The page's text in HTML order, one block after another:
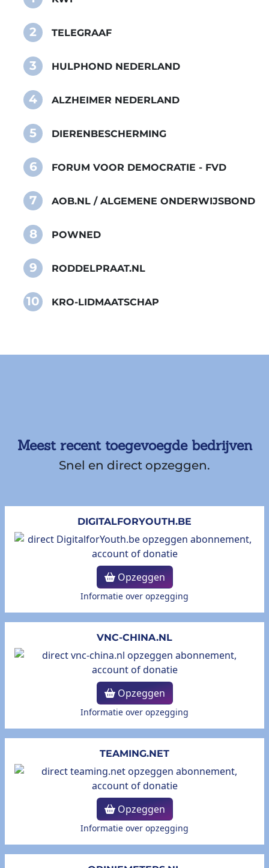
2 TELEGRAAF
3 HULPHOND NEDERLAND
4 ALZHEIMER NEDERLAND
5 DIERENBESCHERMING
6 FORUM VOOR DEMOCRATIE - FVD
7 AOB.NL / ALGEMENE ONDERWIJSBOND
8 POWNED
9 RODDELPRAAT.NL
10 KRO-LIDMAATSCHAP
Meest recent toegevoegde bedrijven
Snel en direct opzeggen.
DIGITALFORYOUTH.BE
Opzeggen
Informatie over opzegging
VNC-CHINA.NL
Opzeggen
Informatie over opzegging
TEAMING.NET
Opzeggen
Informatie over opzegging